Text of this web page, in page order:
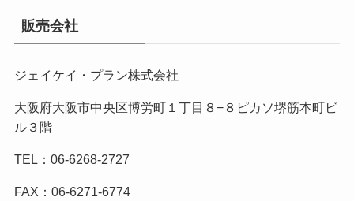
販売会社
ジェイケイ・プラン株式会社
大阪府大阪市中央区博労町１丁目８−８ピカソ堺筋本町ビ
ル３階
TEL：06-6268-2727
FAX：06-6271-6774